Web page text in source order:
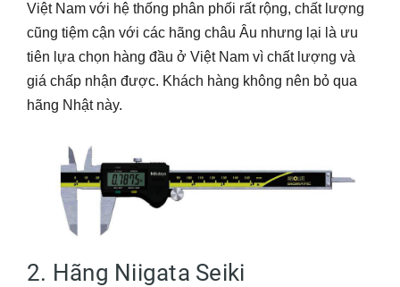
Việt Nam với hệ thống phân phối rất rộng, chất lượng
cũng tiệm cận với các hãng châu Âu nhưng lại là ưu
tiên lựa chọn hàng đầu ở Việt Nam vì chất lượng và
giá chấp nhận được. Khách hàng không nên bỏ qua
hãng Nhật này.
2. Hãng Niigata Seiki